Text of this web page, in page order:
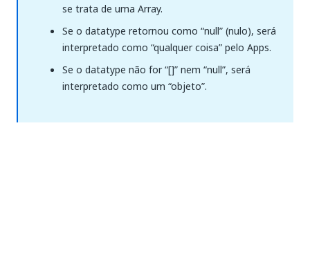
se trata de uma Array.
Se o datatype retornou como “null” (nulo), será
interpretado como “qualquer coisa” pelo Apps.
Se o datatype não for “[]” nem “null”, será
interpretado como um “objeto”.